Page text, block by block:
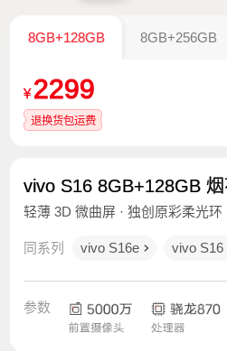
8GB+128GB 8GB+256GB
¥ 2299
退换货包运费
vivo S16 8GB+128GB
轻薄 3D 微曲屏 · 独创原彩柔光环
同系列 vivo S16e vivo S16
参数